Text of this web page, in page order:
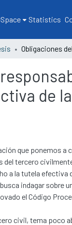
Statistics
de
que ponemos a
del tercero
a la tutela
busca indagar sobre
el Código
civil, tema poco